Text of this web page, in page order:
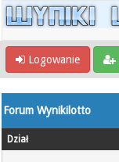
Logowanie
Forum Wynikilotto
Dział